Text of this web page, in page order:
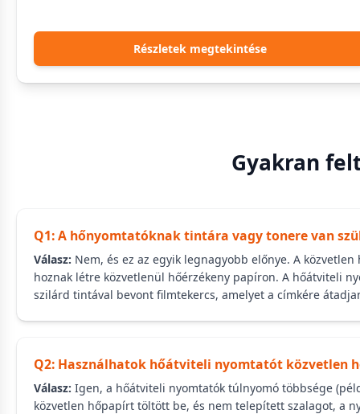
Részletek megtekintése
Gyakran
Q1: A hőnyomtatóknak tintára vagy tonere van
Válasz: Nem, és ez az egyik legnagyobb előnye. A
hoznak létre közvetlenül hőérzékeny papíron. A hőátviteli
szilárd tintával bevont filmtekercs, amelyet a címkére
Q2: Használhatok hőátviteli nyomtatót közvetlen
Válasz: Igen, a hőátviteli nyomtatók túlnyomó többsége
közvetlen hőpapírt töltött be, és nem telepített szalagot, a